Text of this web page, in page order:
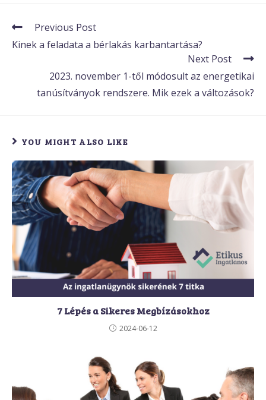
Previous Post
Kinek a feladata a bérlakás karbantartása?
Next Post
2023. november 1-től módosult az energetikai
tanúsítványok rendszere. Mik ezek a változások?
YOU MIGHT ALSO LIKE
7 Lépés a Sikeres Megbízásokhoz
2024-06-12